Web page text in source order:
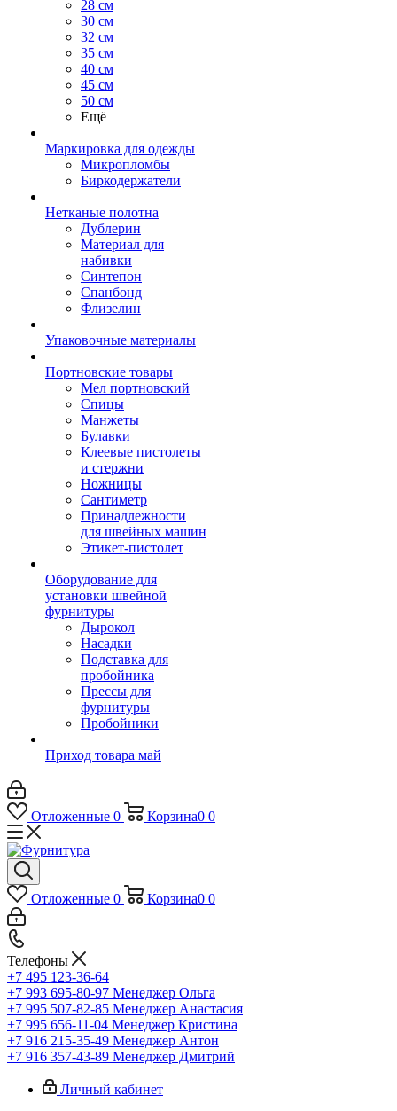
28 см
30 см
32 см
35 см
40 см
45 см
50 см
Ещё
Маркировка для одежды
Микропломбы
Биркодержатели
Нетканые полотна
Дублерин
Материал для
набивки
Синтепон
Спанбонд
Флизелин
Упаковочные материалы
Портновские товары
Мел портновский
Спицы
Манжеты
Булавки
Клеевые пистолеты
и стержни
Ножницы
Сантиметр
Принадлежности
для швейных машин
Этикет-пистолет
Оборудование для
установки швейной
фурнитуры
Дырокол
Насадки
Подставка для
пробойника
Прессы для
фурнитуры
Пробойники
Приход товара май
Отложенные 0 Корзина0 0
Отложенные 0 Корзина0 0
Телефоны
+7 495 123-36-64
+7 993 695-80-97 Менеджер Ольга
+7 995 507-82-85 Менеджер Анастасия
+7 995 656-11-04 Менеджер Кристина
+7 916 215-35-49 Менеджер Антон
+7 916 357-43-89 Менеджер Дмитрий
Личный кабинет